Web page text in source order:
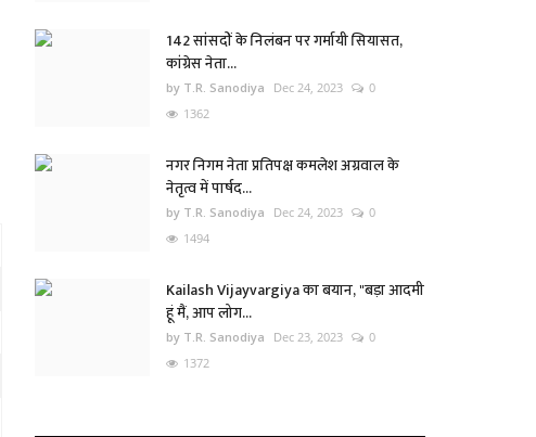
142 सांसदों के निलंबन पर गर्मायी सियासत,
कांग्रेस नेता...
by T.R. Sanodiya Dec 24, 2023
0
1362
नगर निगम नेता प्रतिपक्ष कमलेश अग्रवाल के
नेतृत्व में पार्षद...
by T.R. Sanodiya Dec 24, 2023
0
1494
Kailash Vijayvargiya का बयान, "बड़ा आदमी
हूं मैं, आप लोग...
by T.R. Sanodiya Dec 23, 2023
0
1372